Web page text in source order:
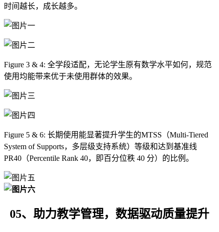
时间越长，成长越多。
Figure 3 & 4: 全学段适配，无论学生原有数学水平如何，规范
使用均能带来优于未使用群体的效果。
Figure 5 & 6: 长期使用能显著提升学生的MTSS（Multi-Tiered
System of Supports，多层级支持系统）等级和达到基准线
PR40（Percentile Rank 40，即百分位秩 40 分）的比例。
05、助力教学管理，数据驱动质量提升